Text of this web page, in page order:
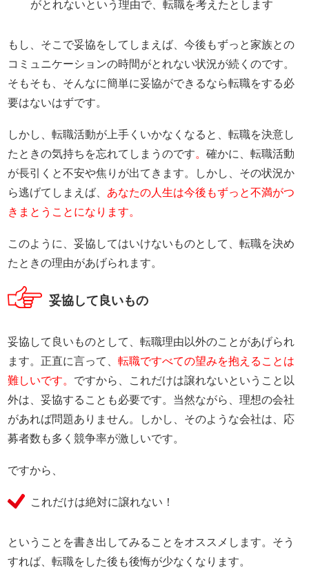
がとれないという理由で、転職を考えたとします
もし、そこで妥協をしてしまえば、今後もずっと家族との
コミュニケーションの時間がとれない状況が続くのです。
そもそも、そんなに簡単に妥協ができるなら転職をする必
要はないはずです。
しかし、転職活動が上手くいかなくなると、転職を決意し
たときの気持ちを忘れてしまうのです。確かに、転職活動
が長引くと不安や焦りが出てきます。しかし、その状況か
ら逃げてしまえば、 あなたの人生は今後もずっと不満がつ
きまとうことになります。
このように、妥協してはいけないものとして、転職を決め
たときの理由があげられます。
妥協して良いもの
妥協して良いものとして、転職理由以外のことがあげられ
ます。正直に言って、転職ですべての望みを抱えることは
難しいです。 ですから、これだけは譲れないということ以
外は、妥協することも必要です。当然ながら、理想の会社
があれば問題ありません。しかし、そのような会社は、応
募者数も多く競争率が激しいです。
ですから、
これだけは絶対に譲れない！
ということを書き出してみることをオススメします。そう
すれば、転職をした後も後悔が少なくなります。